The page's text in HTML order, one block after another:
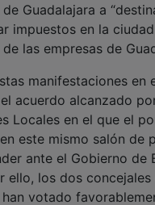
Guadalajara a
impuestos en la
las empresas de
manifestaciones
acuerdo alcanzado
Locales en el que el
este mismo salón
ante el Gobierno
ello, los dos
votado